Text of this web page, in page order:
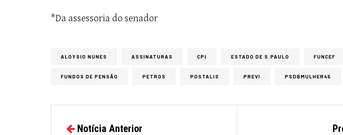
*Da assessoria do senador
ALOYSIO NUNES ASSINATURAS CPI ESTADO DE S.PAULO FUNCEF
FUNDOS DE PENSÃO PETROS POSTALIS PREVI PSDBMULHER45
Notícia Anterior